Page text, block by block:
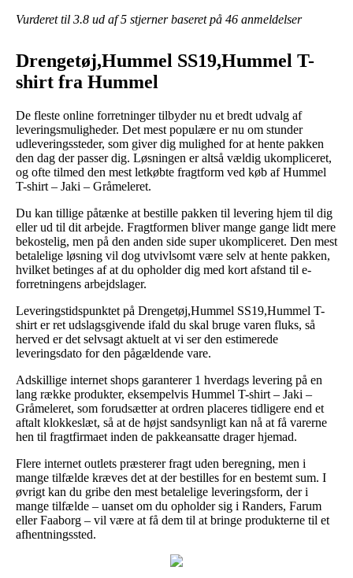
Vurderet til 3.8 ud af 5 stjerner baseret på 46 anmeldelser
Drengetøj,Hummel SS19,Hummel T-
shirt fra Hummel
De fleste online forretninger tilbyder nu et bredt udvalg af
leveringsmuligheder. Det mest populære er nu om stunder
udleveringssteder, som giver dig mulighed for at hente pakken
den dag der passer dig. Løsningen er altså vældig ukompliceret,
og ofte tilmed den mest letkøbte fragtform ved køb af Hummel
T-shirt – Jaki – Gråmeleret.
Du kan tillige påtænke at bestille pakken til levering hjem til dig
eller ud til dit arbejde. Fragtformen bliver mange gange lidt mere
bekostelig, men på den anden side super ukompliceret. Den mest
betalelige løsning vil dog utvivlsomt være selv at hente pakken,
hvilket betinges af at du opholder dig med kort afstand til e-
forretningens arbejdslager.
Leveringstidspunktet på Drengetøj,Hummel SS19,Hummel T-
shirt er ret udslagsgivende ifald du skal bruge varen fluks, så
herved er det selvsagt aktuelt at vi ser den estimerede
leveringsdato for den pågældende vare.
Adskillige internet shops garanterer 1 hverdags levering på en
lang række produkter, eksempelvis Hummel T-shirt – Jaki –
Gråmeleret, som forudsætter at ordren placeres tidligere end et
aftalt klokkeslæt, så at de højst sandsynligt kan nå at få varerne
hen til fragtfirmaet inden de pakkeansatte drager hjemad.
Flere internet outlets præsterer fragt uden beregning, men i
mange tilfælde kræves det at der bestilles for en bestemt sum. I
øvrigt kan du gribe den mest betalelige leveringsform, der i
mange tilfælde – uanset om du opholder sig i Randers, Farum
eller Faaborg – vil være at få dem til at bringe produkterne til et
afhentningssted.